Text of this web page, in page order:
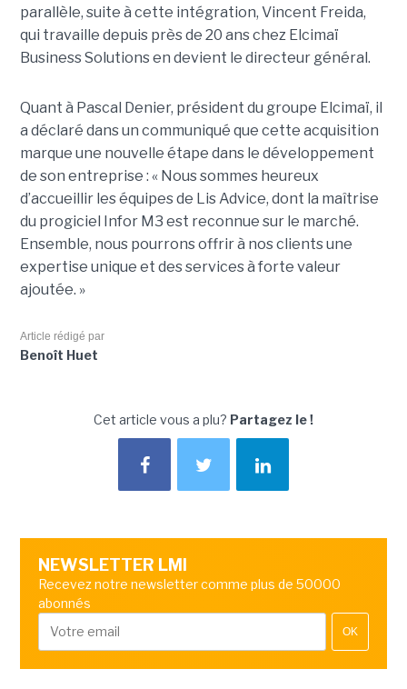
parallèle, suite à cette intégration, Vincent Freida,
qui travaille depuis près de 20 ans chez Elcimaï
Business Solutions en devient le directeur général.
Quant à Pascal Denier, président du groupe Elcimaï, il
a déclaré dans un communiqué que cette acquisition
marque une nouvelle étape dans le développement
de son entreprise : « Nous sommes heureux
d’accueillir les équipes de Lis Advice, dont la maîtrise
du progiciel Infor M3 est reconnue sur le marché.
Ensemble, nous pourrons offrir à nos clients une
expertise unique et des services à forte valeur
ajoutée. »
Article rédigé par
Benoît Huet
Cet article vous a plu? Partagez le !
NEWSLETTER LMI
Recevez notre newsletter comme plus de 50000
abonnés
OK